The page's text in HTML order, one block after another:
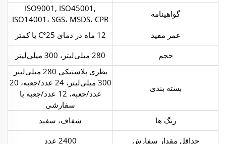
گواهینامه
ISO9001, ISO45001,
ISO14001، SGS، MSDS، CPR
عمر مفید
12 ماه در دمای 25°C یا کمتر
حجم
280 میلی‌لیتر، 300 میلی‌لیتر
‫بسته بندی‬
بطری پلاستیکی 280 میلی‌لیتر
300 میلی‌لیتر، 24 عدد/جعبه، 20
عدد/جعبه، 12 عدد/جعبه یا
سفارشی
رنگ ها
شفاف، سفید
حداقل مقدار سفارش
2400 عدد